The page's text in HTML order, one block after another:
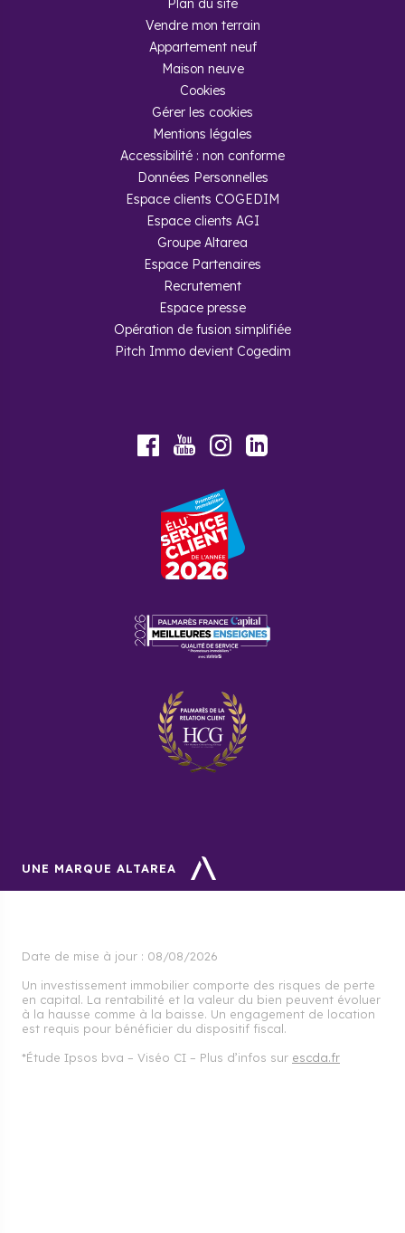
Plan du site
Vendre mon terrain
Appartement neuf
Maison neuve
Cookies
Gérer les cookies
Mentions légales
Accessibilité : non conforme
Données Personnelles
Espace clients COGEDIM
Espace clients AGI
Groupe Altarea
Espace Partenaires
Recrutement
Espace presse
Opération de fusion simplifiée
Pitch Immo devient Cogedim
FacebookYoutubeInstagram
UNE MARQUE ALTAREA
Date de mise à jour : 08/08/2026
Un investissement immobilier comporte des risques de perte
en capital. La rentabilité et la valeur du bien peuvent évoluer
à la hausse comme à la baisse. Un engagement de location
est requis pour bénéficier du dispositif fiscal.
*Étude Ipsos bva – Viséo CI – Plus d’infos sur escda.fr